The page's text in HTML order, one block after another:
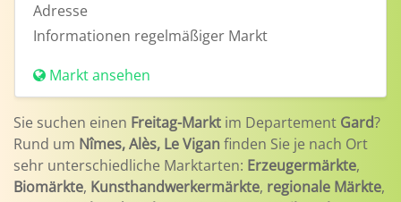
Adresse
Informationen regelmäßiger Markt
Markt ansehen
Sie suchen einen Freitag-Markt im Departement Gard?
Rund um Nîmes, Alès, Le Viganfinden Sie je nach Ort
sehr unterschiedliche Marktarten: Erzeugermärkte,
Biomärkte, Kunsthandwerkermärkte, regionale Märkte,